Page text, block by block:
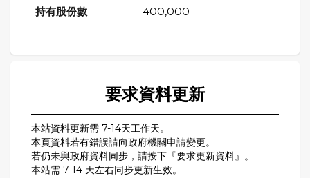
400,000
要求資料更新
本站資料更新需 7-14天工作天。
本頁資料若有錯誤請向政府機關申請變更。
若仍未與政府資料同步，請按下『要求更新資料』。
本站需 7-14 天左右同步更新生效。